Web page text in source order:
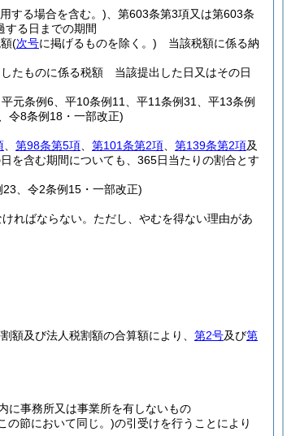
する場合を含む。) 、第603条第3項又は第603条
る日までの期間
(次号に掲げるものを除く。) 当該税額に係る納
たものに係る税額 当該提出した日又はその日
元条例6、平10条例11、平11条例31、平13条例
令8条例18・一部改正)
第98条第5項 第101条第2項 第139条第2項及
を含む期間についても、365日当たりの割合とす
、令2条例15・一部改正)
ればならない。 ただし、やむを得ない理由があ
額及び法人税割額の合算額により、 第2号及び第
に事務所又は事業所を有しないもの
の節において同じ。)の引受けを行うことにより